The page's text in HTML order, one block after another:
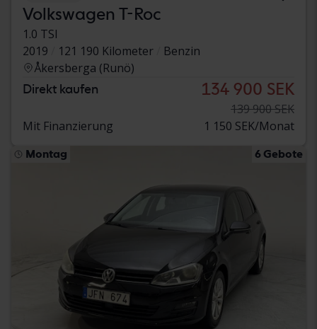
Volkswagen T-Roc
1.0 TSI
2019
121 190 Kilometer
Benzin
Åkersberga (Runö)
Direkt kaufen 134 900 SEK
139 900 SEK
Mit Finanzierung
1 150 SEK/Monat
Montag 6 Gebote